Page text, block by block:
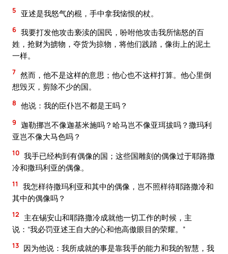
5 亚述是我怒气的棍，手中拿我恼恨的杖。
6 我要打发他攻击亵渎的国民，吩咐他攻击我所恼怒的百
姓，抢财为掳物，夺货为掠物，将他们践踏，像街上的泥土
一样。
7 然而，他不是这样的意思；他心也不这样打算。他心里倒
想毁灭，剪除不少的国。
8 他说：我的臣仆岂不都是王吗？
9 迦勒挪岂不像迦基米施吗？哈马岂不像亚珥拔吗？撒玛利
亚岂不像大马色吗？
10 我手已经构到有偶像的国；这些国雕刻的偶像过于耶路撒
冷和撒玛利亚的偶像。
11
我怎样待撒玛利亚和其中的偶像，岂不照样待耶路撒冷和
其中的偶像吗？
12
主在锡安山和耶路撒冷成就他一切工作的时候，主
说：“我必罚亚述王自大的心和他高傲眼目的荣耀。”
13 因为他说：我所成就的事是靠我手的能力和我的智慧，我